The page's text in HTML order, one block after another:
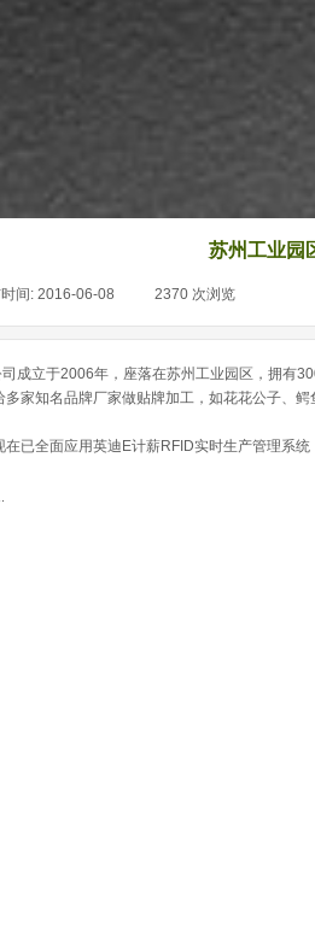
苏州工业园
间: 2016-06-08 2370 次浏览
立于2006年，座落在苏州工业园区，拥有
家知名品牌厂家做贴牌加工，如花花公子、
已全面应用英迪E计薪RFID实时生产管理系统